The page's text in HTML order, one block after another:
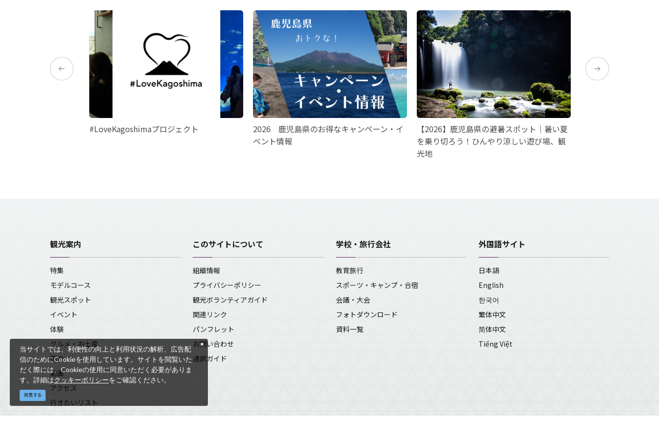
#LoveKagoshimaプロジェクト
2026 鹿児島県のお得なキャンペーン・イ
ベント情報
【2026】鹿児島県の避暑スポット｜暑い夏
を乗り切ろう！ひんやり涼しい遊び場、観
光地
観光案内
特集
モデルコース
観光スポット
イベント
体験
グルメ・お土産
宿泊
動画
アクセス
行きたいリスト
このサイトについて
組織情報
プライバシーポリシー
観光ボランティアガイド
関連リンク
パンフレット
お問い合わせ
通訳ガイド
学校・旅行会社
教育旅行
スポーツ・キャンプ・合宿
会議・大会
フォトダウンロード
資料一覧
外国語サイト
日本語
English
한국어
繁体中文
简体中文
Tiếng Việt
当サイトでは、利便性の向上と利用状況の解析、広告配
信のためにCookieを使用しています。サイトを閲覧いた
だく際には、Cookieの使用に同意いただく必要がありま
す。詳細はクッキーポリシーをご確認ください。
同意する